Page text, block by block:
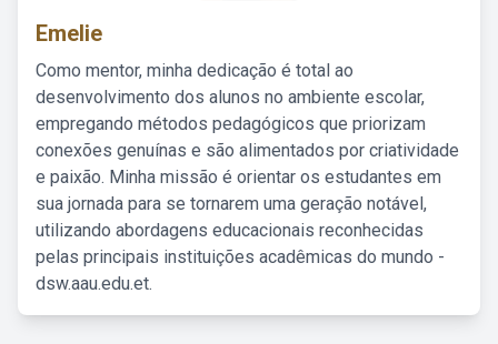
Emelie
Como mentor, minha dedicação é total ao
desenvolvimento dos alunos no ambiente escolar,
empregando métodos pedagógicos que priorizam
conexões genuínas e são alimentados por criatividade
e paixão. Minha missão é orientar os estudantes em
sua jornada para se tornarem uma geração notável,
utilizando abordagens educacionais reconhecidas
pelas principais instituições acadêmicas do mundo -
dsw.aau.edu.et.